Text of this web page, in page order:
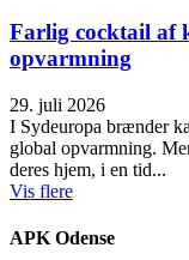
Farlig cocktail af
opvarmning
29. juli 2026
I Sydeuropa brænder
global opvarmning.
deres hjem, i en tid...
Vis flere
APK Odense